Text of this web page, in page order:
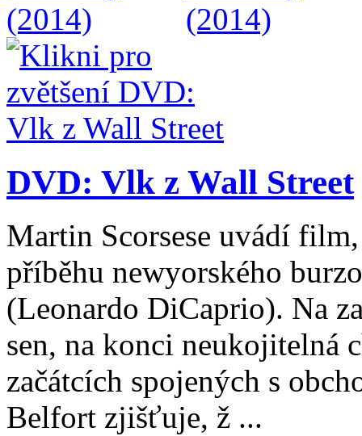
DVD: Vlk z Wall Street
Martin Scorsese uvádí
příběhu newyorského
(Leonardo DiCaprio). Na
sen, na konci neukojitelná
začátcích spojených s
Belfort zjišťuje, ž ...